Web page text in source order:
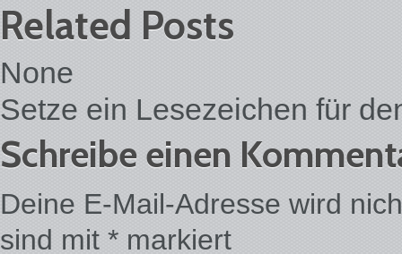
Related Posts
None
Setze ein Lesezeichen für
Schreibe einen
Deine E-Mail-Adresse wird
sind mit * markiert